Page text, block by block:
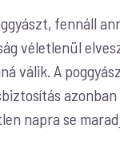
fennáll
véletlenül
válik. A
napra se